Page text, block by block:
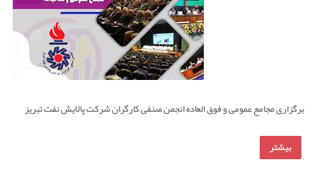
برگزاری مجامع عمومی و فوق العاده انجمن صنفی کارگران شرکت پالایش نفت تبریز
بیشتر